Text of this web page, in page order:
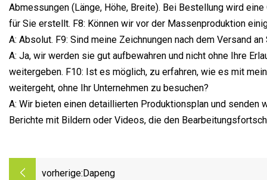
Abmessungen (Länge, Höhe, Breite). Bei Bestellung wird
für Sie erstellt. F8: Können wir vor der Massenproduktion
A: Absolut. F9: Sind meine Zeichnungen nach dem Versand
A: Ja, wir werden sie gut aufbewahren und nicht ohne Ihre
weitergeben. F10: Ist es möglich, zu erfahren, wie es mit
weitergeht, ohne Ihr Unternehmen zu besuchen?
A: Wir bieten einen detaillierten Produktionsplan und senden
Berichte mit Bildern oder Videos, die den
vorherige:Dapeng